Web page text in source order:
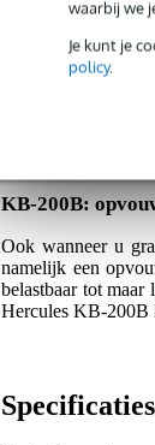
waarbij we
Je kunt je
policy.
bergen zitcomfort
biedt. Bovendien
selecteren via het
KB-200B:
Ook wanneer u
namelijk een
belastbaar tot
Hercules KB-200B
Specificaties